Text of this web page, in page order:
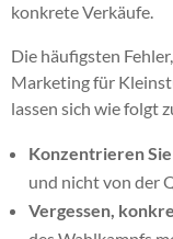
konkrete Verkäufe.
Die häufigsten
Marketing für
lassen sich wie folgt
Konzentrieren
und nicht von der
Vergessen,